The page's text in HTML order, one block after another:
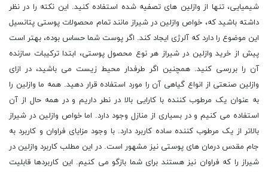
شیمیایی، تنها از وازلین‌ های تصفیه شده استفاده کنید. این نکته را در نظر
داشته باشید که، خواص وازلین در شیراز مانند تمام محصولات پوستی پتانسیل
این موضوع را دارد که آلرژی ایجاد کند. اگر پوست شما حساس بوده، بهتر است
پیش از خرید وازلین در شیراز هر نوع محصول پوستی، ابتدا ترکیبات سازنده‌
آن را بررسی کنید. همچنین اگر طرفدار محیط زیست می باشید، در ازای
وازلین صنعتی از انواع گیاهی آن را مورد استفاده قرار دهید. همه‌ ما وازلین را
به عنوان یک مرطوب کننده‌ با کارایی بالا در نطر داریم و در همه حال از آن
استفاده می کنیم و در بسیاری از منازل وجود دارد. اما خواص وازلین در شیراز
بالاتر از یک مرطوب‌ کننده ساده کاربرد دارد. با وجود مزایای فراوان و کاربرد به
جام مقدس درمان های پوستی نیز مشهور است. در این مطلب کاربرد وازلین در
شیراز را که فراوان نیز هستند برای شما بازگو می کنیم. این کاربردها قابلیت